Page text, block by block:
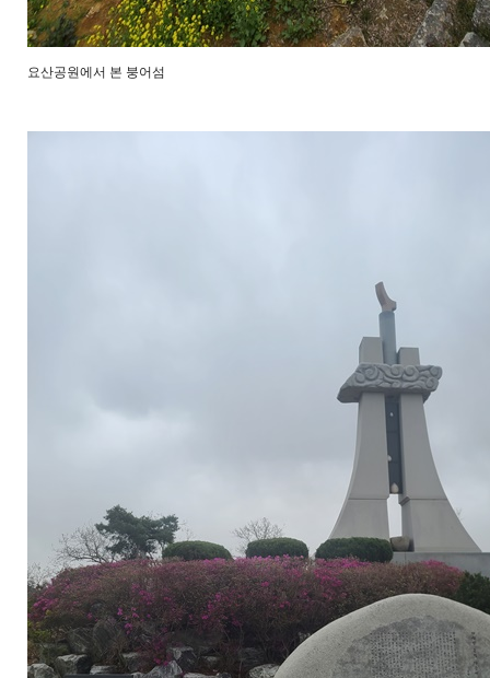
요산공원에서 본 붕어섬